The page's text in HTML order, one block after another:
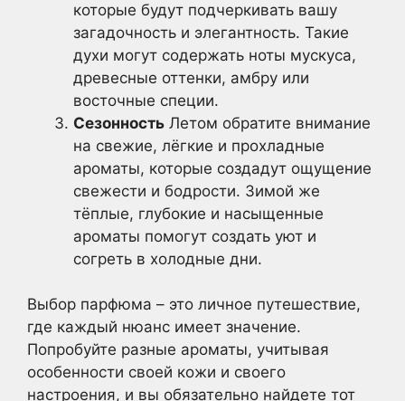
которые будут подчеркивать вашу
загадочность и элегантность. Такие
духи могут содержать ноты мускуса,
древесные оттенки, амбру или
восточные специи.
Сезонность Летом обратите внимание
на свежие, лёгкие и прохладные
ароматы, которые создадут ощущение
свежести и бодрости. Зимой же
тёплые, глубокие и насыщенные
ароматы помогут создать уют и
согреть в холодные дни.
Выбор парфюма – это личное путешествие,
где каждый нюанс имеет значение.
Попробуйте разные ароматы, учитывая
особенности своей кожи и своего
настроения, и вы обязательно найдете тот